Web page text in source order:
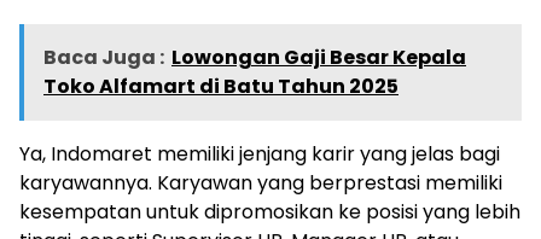
Baca Juga : Lowongan Gaji Besar Kepala
Toko Alfamart di Batu Tahun 2025
Ya, Indomaret memiliki jenjang karir yang jelas bagi
karyawannya. Karyawan yang berprestasi memiliki
kesempatan untuk dipromosikan ke posisi yang lebih